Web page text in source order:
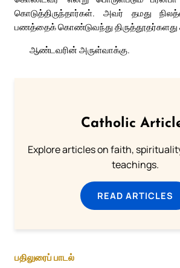
கொடுத்திருந்தார்கள். அவர் தமது
பணத்தைக் கொண்டுவந்து திருத்தூதர்களது
ஆண்டவரின் அருள்வாக்கு.
Catholic
Explore articles on faith,
teachings.
READ ARTICLES
பதிலுரைப் பாடல்